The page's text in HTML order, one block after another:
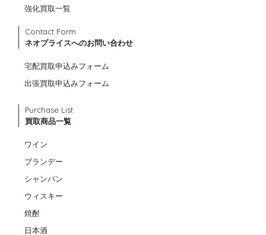
強化買取一覧
Contact Form
ネオプライスへのお問い合わせ
宅配買取申込みフォーム
出張買取申込みフォーム
Purchase List
買取商品一覧
ワイン
ブランデー
シャンパン
ウィスキー
焼酎
日本酒